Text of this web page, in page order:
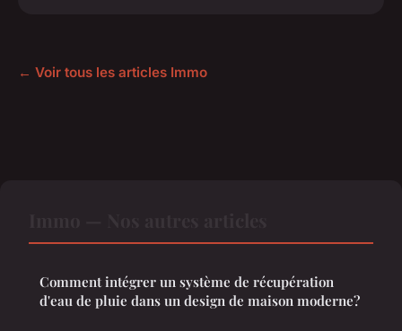
← Voir tous les articles Immo
Comment intégrer un système de récupération
d'eau de pluie dans un design de maison moderne?